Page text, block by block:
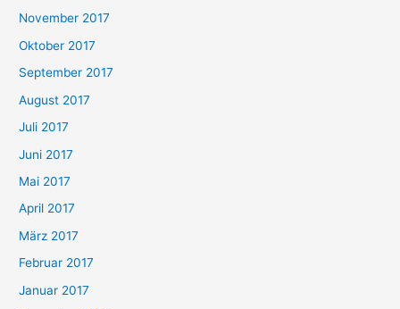
November 2017
Oktober 2017
September 2017
August 2017
Juli 2017
Juni 2017
Mai 2017
April 2017
März 2017
Februar 2017
Januar 2017